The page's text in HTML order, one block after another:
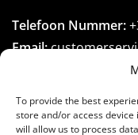
To provide the best
store and/or access
will allow us to process
Telefoon Nummer:
Email: